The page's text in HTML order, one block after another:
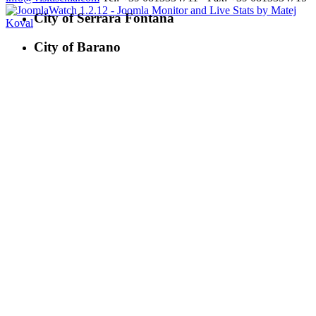
City of Serrara Fontana
City of Barano